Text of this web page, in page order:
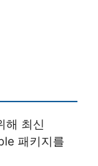
해 최신
패키지를